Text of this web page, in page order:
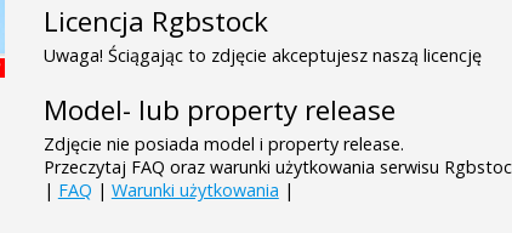
Licencja Rgbstock
Uwaga! Ściągając to zdjęcie akceptujesz naszą licencję
Model- lub property release
Zdjęcie nie posiada model i property release.
Przeczytaj FAQ oraz warunki użytkowania serwisu
| FAQ | Warunki użytkowania |